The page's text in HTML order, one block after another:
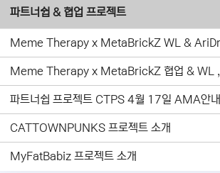
파트너쉽 & 협업 프로젝트
파트너쉽 프로젝트 CTPS 4월 17일 AMA안내.
CATTOWNPUNKS 프로젝트 소개
MyFatBabiz 프로젝트 소개